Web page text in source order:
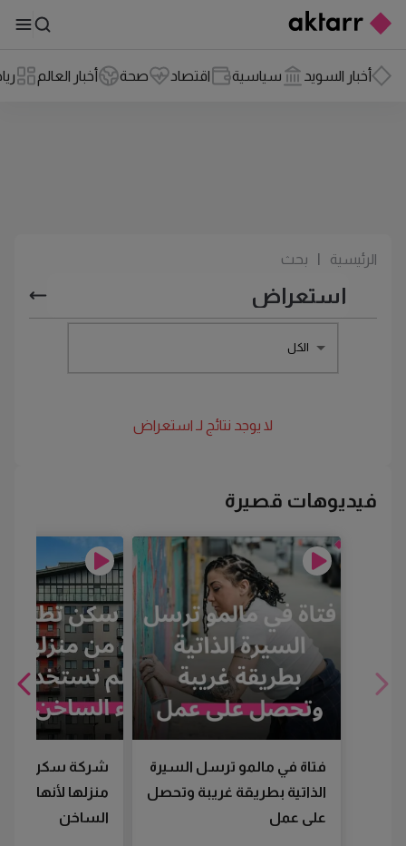
أخبار السويد سياسية اقتصاد صحة أخبار العالم
الرئيسية بحث
الكل
لا يوجد نتائج لـ استعراض
فيديوهات قصيرة
فتاة في مالمو ترسل السيرة
الذاتية بطريقة غريبة وتحصل
على عمل
شركة سكن
منزلها لأنها لم
الساخن